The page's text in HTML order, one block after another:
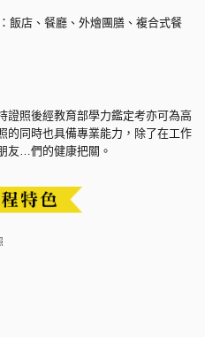
飯店、餐廳、外燴團膳、複合式餐
證照後經教育部學力鑑定考亦可為高
的同時也具備專業能力，除了在工作
友…們的健康把關。